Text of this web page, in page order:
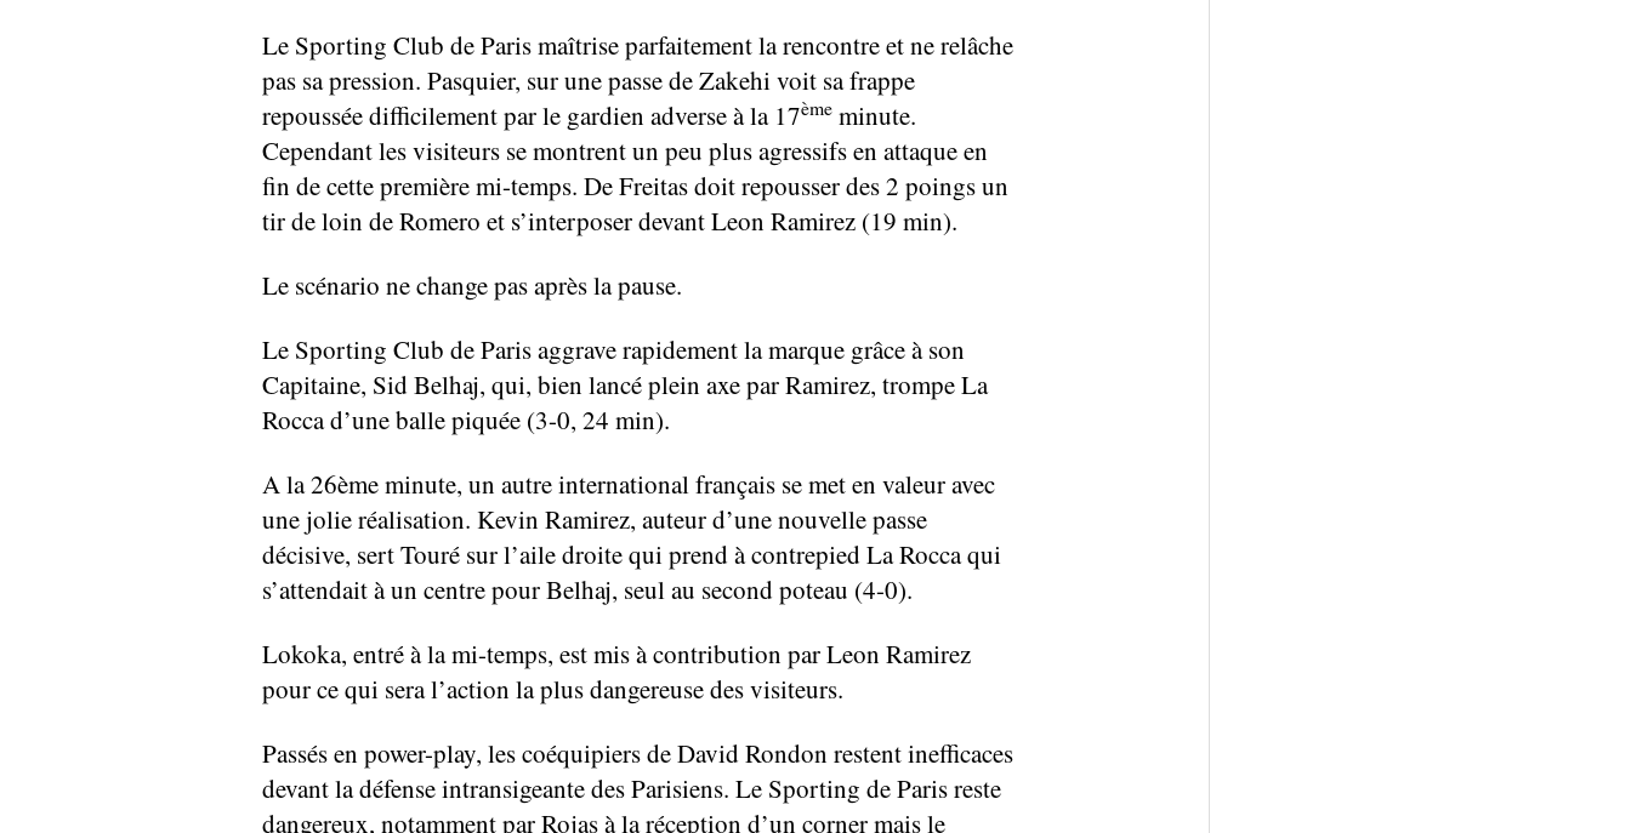
Le Sporting Club de Paris maîtrise parfaitement la rencontre et ne relâche
pas sa pression. Pasquier, sur une passe de Zakehi voit sa frappe
repoussée difficilement par le gardien adverse à la 17ème minute.
Cependant les visiteurs se montrent un peu plus agressifs en attaque en
fin de cette première mi-temps. De Freitas doit repousser des 2 poings un
tir de loin de Romero et s’interposer devant Leon Ramirez (19 min).
Le scénario ne change pas après la pause.
Le Sporting Club de Paris aggrave rapidement la marque grâce à son
Capitaine, Sid Belhaj, qui, bien lancé plein axe par Ramirez, trompe La
Rocca d’une balle piquée (3-0, 24 min).
A la 26ème minute, un autre international français se met en valeur avec
une jolie réalisation. Kevin Ramirez, auteur d’une nouvelle passe
décisive, sert Touré sur l’aile droite qui prend à contrepied La Rocca qui
s’attendait à un centre pour Belhaj, seul au second poteau (4-0).
Lokoka, entré à la mi-temps, est mis à contribution par Leon Ramirez
pour ce qui sera l’action la plus dangereuse des visiteurs.
Passés en power-play, les coéquipiers de David Rondon restent inefficaces
devant la défense intransigeante des Parisiens. Le Sporting de Paris reste
dangereux, notamment par Rojas à la réception d’un corner mais le